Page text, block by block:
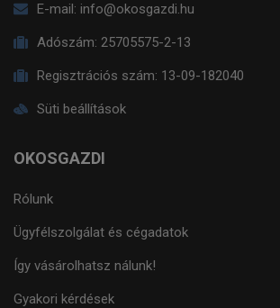
E-mail: info@okosgazdi.hu
Adószám: 25705575-2-13
Regisztrációs szám: 13-09-182040
Süti beállítások
OKOSGAZDI
Rólunk
Ügyfélszolgálat és cégadatok
Így vásárolhatsz nálunk!
Gyakori kérdések